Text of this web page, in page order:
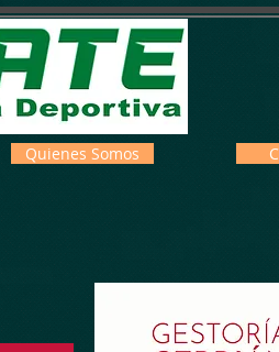
Quienes Somos